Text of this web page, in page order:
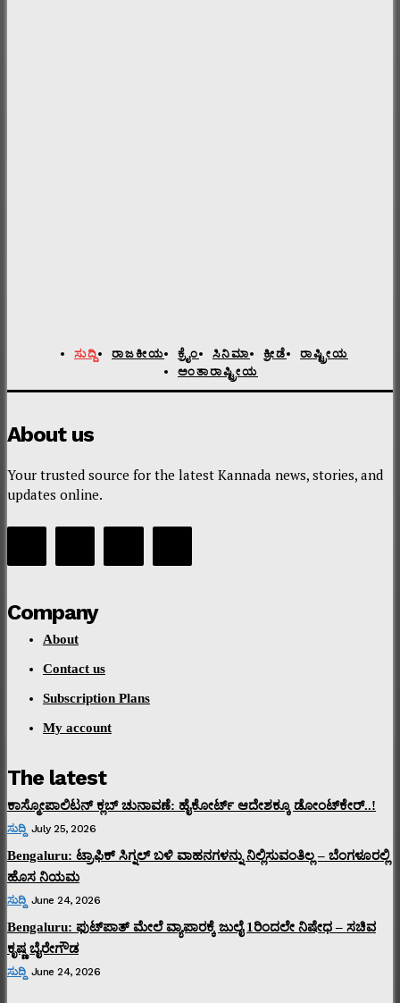
ಸುದ್ದಿ ರಾಜಕೀಯ ಕ್ರೈಂ ಸಿನಿಮಾ ಕ್ರೀಡೆ
ರಾಷ್ಟ್ರೀಯ
ಅಂತಾರಾಷ್ಟ್ರೀಯ
About us
Your trusted source for the latest Kannada news, stories, and
updates online.
Company
About
Contact us
Subscription Plans
My account
The latest
ಕಾಸ್ಮೋಪಾಲಿಟನ್‌ ಕ್ಲಬ್‌ ಚುನಾವಣೆ: ಹೈಕೋರ್ಟ್‌ ಆದೇಶಕ್ಕೂ ಡೋಂಟ್‌ಕೇರ್‌..!
ಸುದ್ದಿ July 25, 2026
Bengaluru: ಟ್ರಾಫಿಕ್‌ ಸಿಗ್ನಲ್‌ ಬಳಿ ವಾಹನಗಳನ್ನು ನಿಲ್ಲಿಸುವಂತಿಲ್ಲ – ಬೆಂಗಳೂರಲ್ಲಿ
ಹೊಸ ನಿಯಮ
ಸುದ್ದಿ June 24, 2026
Bengaluru: ಫುಟ್‌ಪಾತ್‌ ಮೇಲೆ ವ್ಯಾಪಾರಕ್ಕೆ ಜುಲೈ 1ರಿಂದಲೇ ನಿಷೇಧ – ಸಚಿವ
ಕೃಷ್ಣ ಬೈರೇಗೌಡ
ಸುದ್ದಿ June 24, 2026